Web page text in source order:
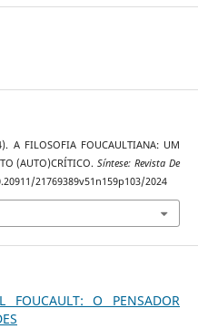
FILOSOFIA FOUCAULTIANA: UM
(AUTO)CRÍTICO.Síntese: Revista De
21769389v51n159p103/2024
O PENSADOR